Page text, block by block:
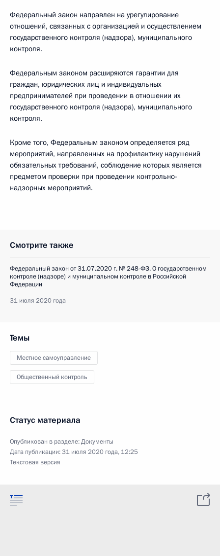
Федеральный закон направлен на урегулирование
отношений, связанных с организацией и осуществлением
государственного контроля (надзора), муниципального
контроля.
Федеральным законом расширяются гарантии для
граждан, юридических лиц и индивидуальных
предпринимателей при проведении в отношении их
государственного контроля (надзора), муниципального
контроля.
Кроме того, Федеральным законом определяется ряд
мероприятий, направленных на профилактику нарушений
обязательных требований, соблюдение которых является
предметом проверки при проведении контрольно-
надзорных мероприятий.
Смотрите также
Федеральный закон от 31.07.2020 г. № 248-ФЗ. О государственном
контроле (надзоре) и муниципальном контроле в Российской
Федерации
31 июля 2020 года
Темы
Местное самоуправление
Общественный контроль
Статус материала
Опубликован в разделе:Документы
Дата публикации:31 июля 2020 года, 12:25
Текстовая версия